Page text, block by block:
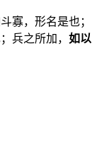
寡，形名是也；
兵之所加， 如以